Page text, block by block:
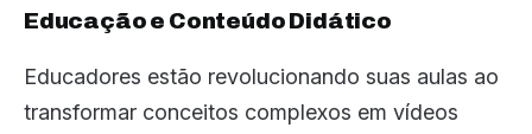
Educação e Conteúdo Didático
Educadores estão revolucionando suas aulas ao
transformar conceitos complexos em vídeos